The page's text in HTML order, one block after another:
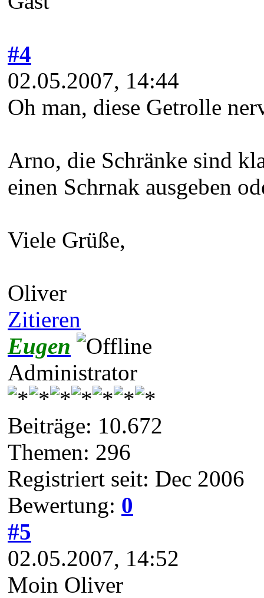
#4
02.05.2007, 14:44
Oh man, diese Getrolle
Arno, die Schränke sind
einen Schrnak ausgeben
Viele Grüße,
Oliver
Zitieren
Eugen
Administrator
Beiträge: 10.672
Themen: 296
Registriert seit: Dec 2006
Bewertung: 0
#5
02.05.2007, 14:52
Moin Oliver